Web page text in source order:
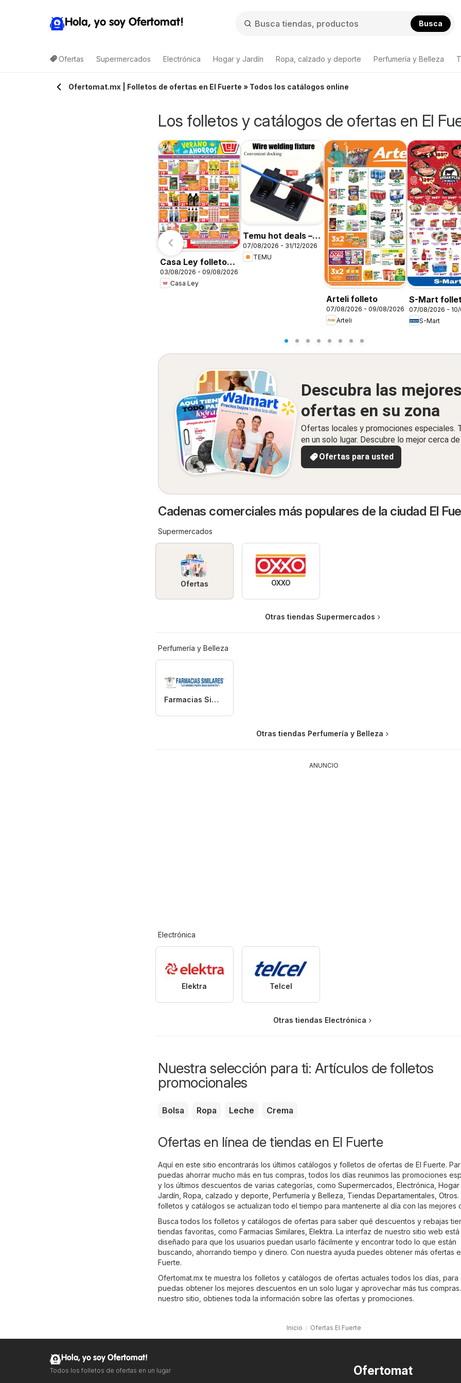
Hola, yo soy Ofertomat! Busca
Ofertas Supermercados Electrónica Hogar y Jardín Ropa, calzado y deporte Perfumería y Belleza
Ofertomat.mx | Folletos de ofertas en El Fuerte » Todos los catálogos online
Los folletos y catálogos de ofertas en El
Casa Ley folleto
Sinaloa
03/08/2026 - 09/08/2026
Casa Ley
Temu hot deals –
Mexico
07/08/2026 - 31/12/2026
TEMU
Arteli folleto
07/08/2026 - 09/08/2026
Arteli
S-Mart
07/08/2026 -
S-Mart
Descubra las
ofertas en su zona
Ofertas locales y promociones especiales.
en un solo lugar. Descubre lo mejor cerca
Ofertas para usted
Cadenas comerciales más populares de la ciudad El
Supermercados
Ofertas OXXO
Otras tiendas Supermercados
Perfumería y Belleza
Farmacias Similares
Otras tiendas Perfumería y Belleza
ANUNCIO
Electrónica
Elektra Telcel
Otras tiendas Electrónica
Nuestra selección para ti: Artículos de folletos
promocionales
Bolsa Ropa Leche Crema
Ofertas en línea de tiendas en El Fuerte
Aquí en este sitio encontrarás los últimos catálogos y folletos de ofertas de El Fuerte.
puedas ahorrar mucho más en tus compras, todos los días reunimos las promociones
y los últimos descuentos de varias categorías, como Supermercados Electrónica Hogar
Jardín Ropa, calzado y deporte Perfumería y Belleza Tiendas Departamentales Otros
folletos y catálogos se actualizan todo el tiempo para mantenerte al día con las mejores
Busca todos los folletos y catálogos de ofertas para saber qué descuentos y rebajas
tiendas favoritas, como Farmacias Similares Elektra. La interfaz de nuestro sitio web está
diseñado para que los usuarios puedan usarlo fácilmente y encontrar todo lo que están
buscando, ahorrando tiempo y dinero. Con nuestra ayuda puedes obtener más ofertas
Fuerte.
Ofertomat.mx te muestra los folletos y catálogos de ofertas actuales todos los días, para
puedas obtener los mejores descuentos en un solo lugar y aprovechar más tus
nuestro sitio, obtienes toda la información sobre las ofertas y promociones.
Inicio Ofertas El Fuerte
Ofertomat
Hola, yo soy Ofertomat!
Todos los folletos de ofertas en un lugar